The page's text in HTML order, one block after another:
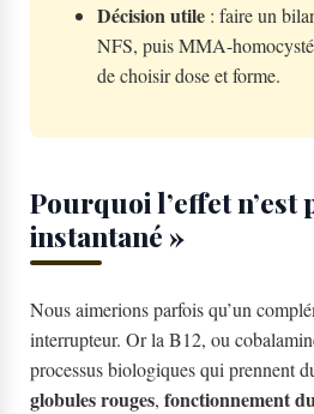
Décision utile : faire un
NFS, puis MMA-
de choisir dose et forme.
Pourquoi l’effet n’est
instantané »
Nous aimerions parfois qu’un
interrupteur. Or la B12, ou
processus biologiques qui prennent
globules rouges, fonctionnement